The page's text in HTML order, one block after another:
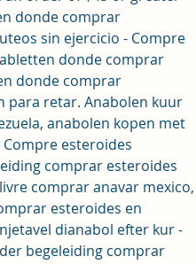
donde comprar
sin ejercicio - Compre
donde comprar
donde comprar
para retar. Anabolen kuur
anabolen kopen met
esteroides
comprar esteroides
comprar anavar mexico,
esteroides en
dianabol efter kur -
begeleiding comprar